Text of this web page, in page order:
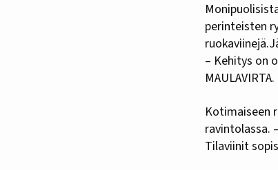
Monipuolisista raaka-aineista valmistetut kotimaiset tilaviinit kilpailevatlaatunsa puolesta jo
perinteisten
– Kehitys on
MAULAVIRTA.
Kotimaiseen
ravintolassa.
Tilaviinit